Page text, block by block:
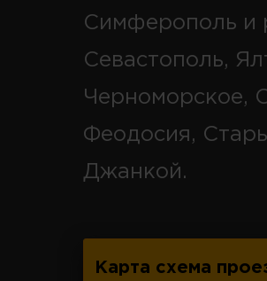
Симферополь и
Севастополь,
Черноморское,
Феодосия,
Джанкой.
Карта схема